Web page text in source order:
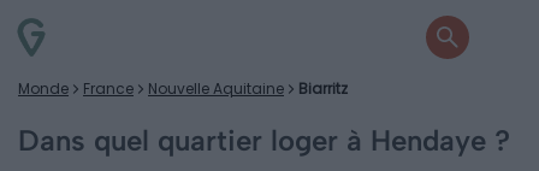
Monde France Nouvelle Aquitaine Biarritz
Dans quel quartier loger à Hendaye ?